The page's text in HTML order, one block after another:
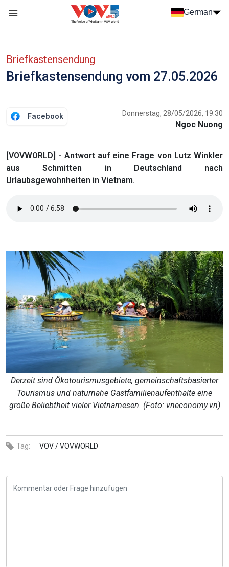
German
Briefkastensendung
Briefkastensendung vom 27.05.2026
Facebook Donnerstag, 28/05/2026, 19:30
Ngoc Nuong
[VOVWORLD] - Antwort auf eine Frage von Lutz Winkler
aus Schmitten in Deutschland nach
Urlaubsgewohnheiten in Vietnam.
Derzeit sind Ökotourismusgebiete, gemeinschaftsbasierter
Tourismus und naturnahe Gastfamilienaufenthalte eine
große Beliebtheit vieler Vietnamesen. (Foto: vneconomy.vn)
Tag: VOV /VOVWORLD